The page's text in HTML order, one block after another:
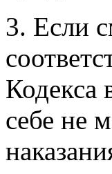
3. Если
Кодекса
себе не